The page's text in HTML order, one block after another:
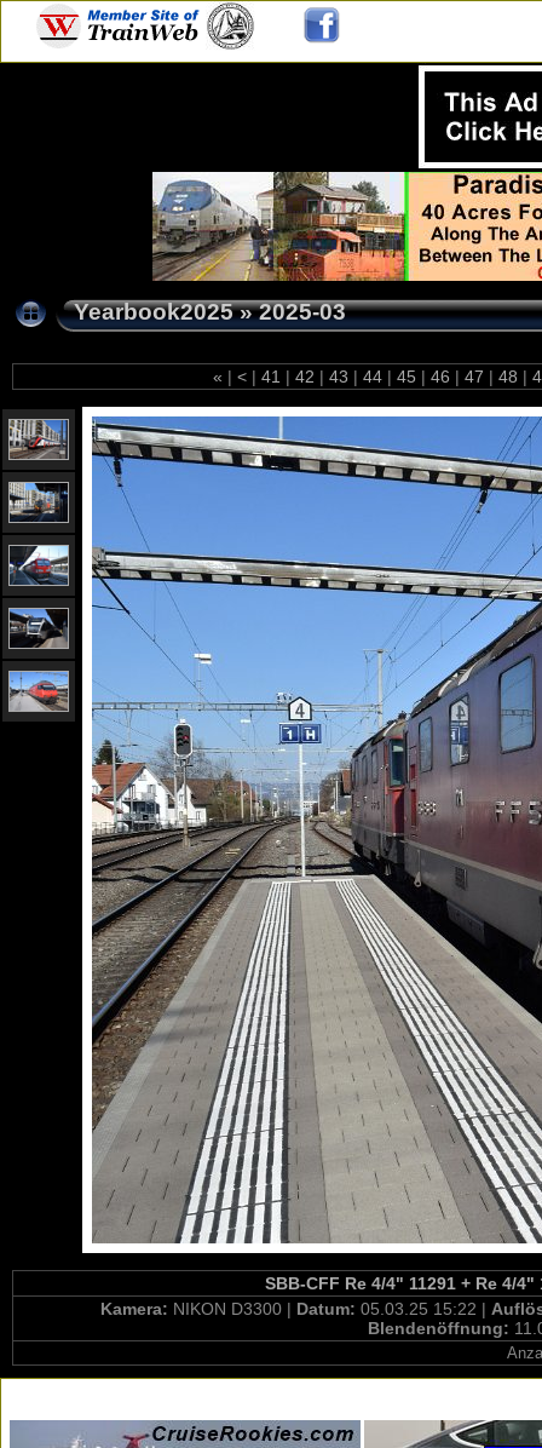
Yearbook2025»2025-03
« | < | 41 | 42 | 43 | 44 | 45 | 46 | 47 | 48 |
SBB-CFF Re 4/4" 11291 + Re 4/
Kamera: NIKON D3300 | Datum: 05.03.25 15:22 |
Blendenöffnung: